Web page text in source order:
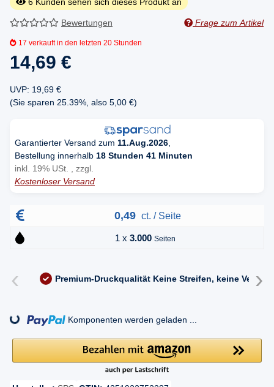
Bewertungen Frage zum Artikel
17 verkauft in den letzten 20 Stunden
14,69 €
UVP: 19,69 €
(Sie sparen 25.39% , also 5,00 €)
Garantierter Versand zum 11.Aug.2026
Bestellung innerhalb 18 Stunden 41 Minuten
inkl. 19% USt. , zzgl.
Kostenloser Versand
0,49 ct. / Seite
1 x 3.000 Seiten
‹ Premium-Druckqualität Keine Streifen, keine ›
Komponenten werden geladen ...